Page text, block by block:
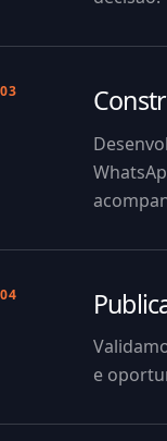
03
04
e